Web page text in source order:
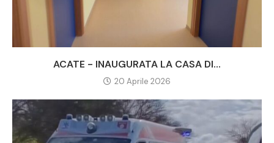
ACATE - INAUGURATA LA CASA DI...
20 Aprile 2026